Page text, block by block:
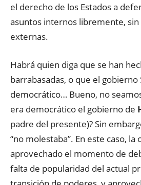
el derecho de los Estados a
asuntos internos libremente,
externas.
Habrá quien diga que se han
barrabasadas, o que el gobierno
democrático… Bueno, no
era democrático el gobierno de
padre del presente)? Sin
“no molestaba”. En este caso, la
aprovechado el momento de
falta de popularidad del actual